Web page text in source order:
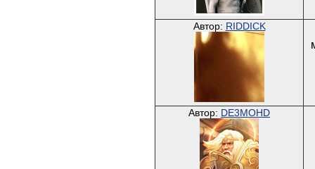
Автор: RIDDICK
Автор: DE3MOHD